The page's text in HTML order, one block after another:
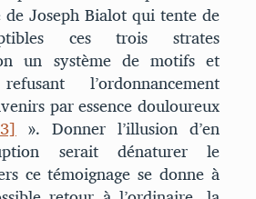
Joseph Bialot qui tente de
ces trois strates
un système de motifs et
l’ordonnancement
par essence douloureux
». Donner l’illusion d’en
serait dénaturer le
ce témoignage se donne à